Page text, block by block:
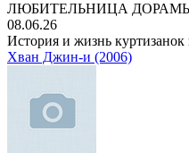
ЛЮБИТЕЛЬНИЦА ДОРАМЫ
08.06.26
История и жизнь
Хван Джин-и (2006)